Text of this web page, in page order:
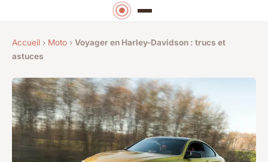
Accueil › Moto › Voyager en Harley-Davidson : trucs et
astuces